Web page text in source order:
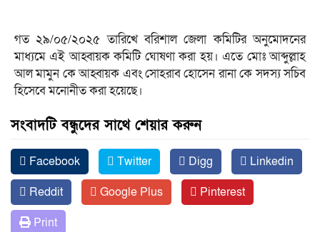
গত ২৯/০৫/২০২৫ তারিখে বরিশাল জেলা কমিটির অনুমোদনের
মাধ্যমে এই আহ্বায়ক কমিটি ঘোষণা করা হয়। এতে মোঃ আব্দুল্লাহ
আল মামুন কে আহ্বায়ক এবং সোহরাব হোসেন রানা কে সদস্য সচিব
হিসেবে মনোনীত করা হয়েছে।
সংবাদটি বন্ধুদের সাথে শেয়ার করুন
Facebook Twitter Digg
Linkedin
Reddit
Google Plus
Pinterest
Print